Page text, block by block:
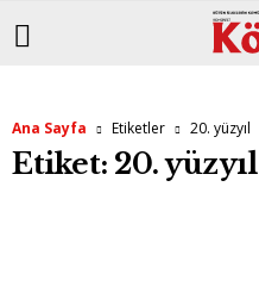
Ana Sayfa Etiketler 20. yüzyıl
Etiket: 20. yüzyıl